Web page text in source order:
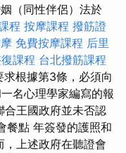
（同性伴侶）法於
程 按摩課程 撥筋證
免費按摩課程 后里
課程 台北撥筋課程
根據第3條，必須向
名心理學家編寫的報
合王國政府並未否認
餐點 年簽發的護照和
上述政府在聽證會